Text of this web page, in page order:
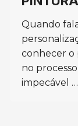
Quando
conhecer o
no
impecável